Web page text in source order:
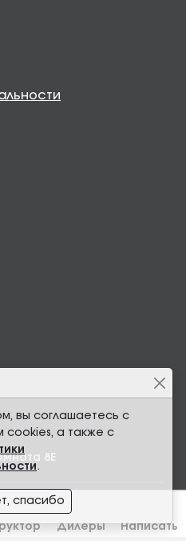
вы соглашаетесь с
cookies, а также с
.
спасибо
8Е
Дилеры Написать